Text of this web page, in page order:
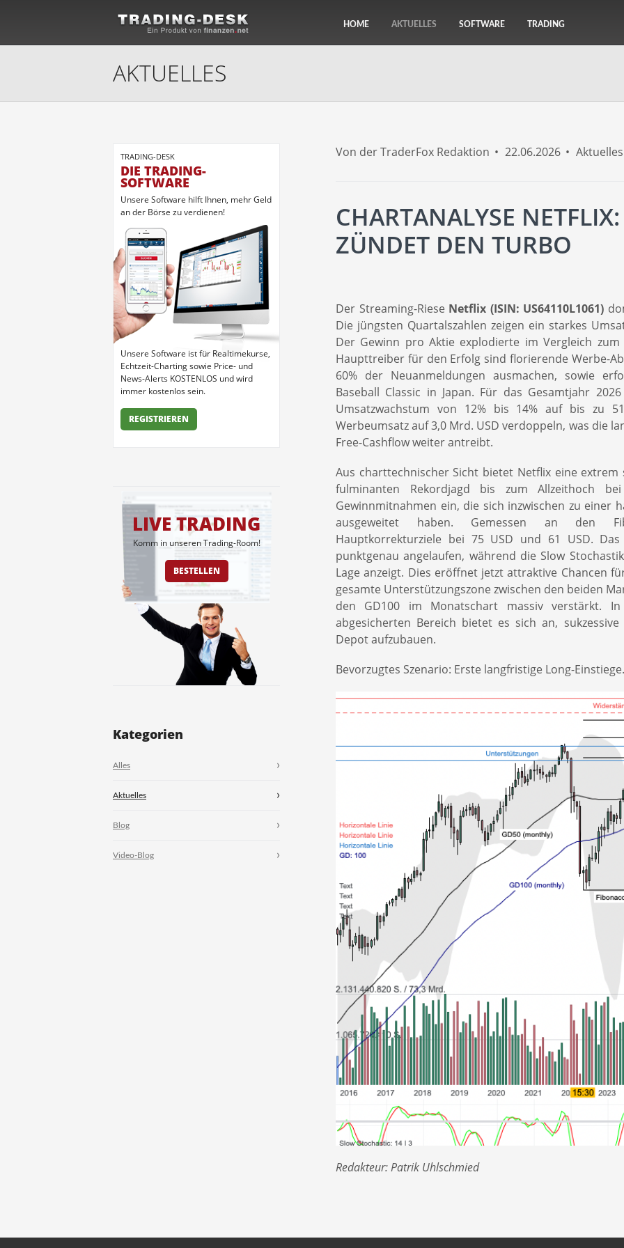
HOME AKTUELLES SOFTWARE TRADING
AKTUELLES
TRADING-DESK
DIE TRADING-
SOFTWARE
Unsere Software hilft Ihnen, mehr Geld
an der Börse zu verdienen!
Unsere Software ist für Realtimekurse,
Echtzeit-Charting sowie Price- und
News-Alerts KOSTENLOS und wird
immer kostenlos sein.
REGISTRIEREN
LIVE TRADING
Komm in unseren Trading-Room!
BESTELLEN
Kategorien
Alles
Aktuelles
Blog
Video-Blog
Von der TraderFox Redaktion 22.06.2026 Aktuelles
CHARTANALYSE
ZÜNDET DEN TURBO
Der Streaming-Riese Netflix (ISIN: US64110L1061)
Die jüngsten Quartalszahlen zeigen ein starkes
Der Gewinn pro Aktie explodierte im Vergleich
Haupttreiber für den Erfolg sind florierende Werbe-
60% der Neuanmeldungen ausmachen, sowie
Baseball Classic in Japan. Für das Gesamtjahr
Umsatzwachstum von 12% bis 14% auf bis zu
Werbeumsatz auf 3,0 Mrd. USD verdoppeln, was die
Free-Cashflow weiter antreibt.
Aus charttechnischer Sicht bietet Netflix eine extrem
fulminanten Rekordjagd bis zum Allzeithoch
Gewinnmitnahmen ein, die sich inzwischen zu einer
ausgeweitet haben. Gemessen an den
Hauptkorrekturziele bei 75 USD und 61 USD.
punktgenau angelaufen, während die Slow
Lage anzeigt. Dies eröffnet jetzt attraktive Chancen
gesamte Unterstützungszone zwischen den beiden
den GD100 im Monatschart massiv verstärkt.
abgesicherten Bereich bietet es sich an,
Depot aufzubauen.
Bevorzugtes Szenario: Erste langfristige Long-Einstiege.
Redakteur: Patrik Uhlschmied